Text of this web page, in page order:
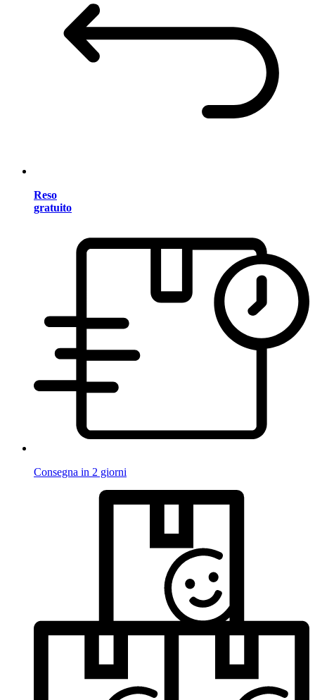
Reso
gratuito
Consegna in 2 giorni